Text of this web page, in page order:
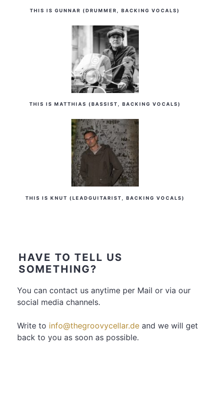
THIS IS GUNNAR (DRUMMER, BACKING VOCALS)
THIS IS MATTHIAS (BASSIST, BACKING VOCALS)
THIS IS KNUT (LEADGUITARIST, BACKING VOCALS)
HAVE TO TELL US
SOMETHING?
You can contact us anytime per Mail or via our
social media channels.
Write to info@thegroovycellar.de and we will get
back to you as soon as possible.